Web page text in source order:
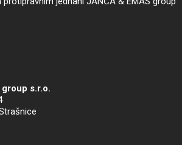
s.r.o.